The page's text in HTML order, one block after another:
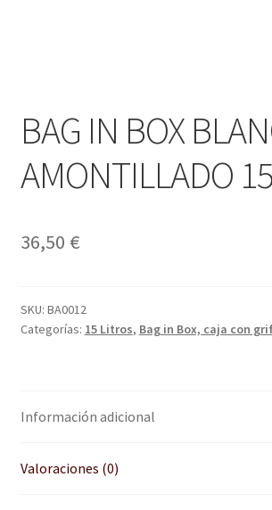
BAG IN BOX
AMONTILLADO
36,50 €
SKU: BA0012
Categorías: 15 Litros, Bag in Box, caja con
Información adicional
Valoraciones (0)